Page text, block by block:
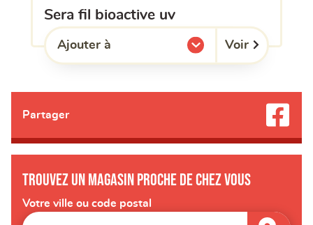
sera fil bioactive uv
Ajouter à
l'une de mes listes. Voir
Partager
Trouvez un magasin proche de chez vous
Votre ville ou code postal